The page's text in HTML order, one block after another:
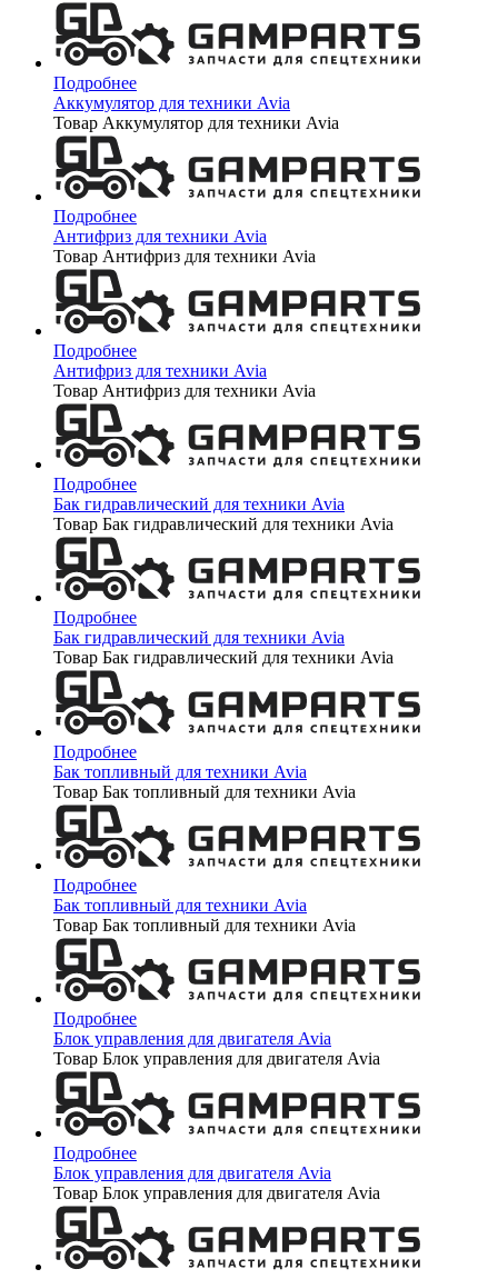
Подробнее
Аккумулятор для техники Avia
Товар Аккумулятор для техники Avia
Подробнее
Антифриз для техники Avia
Товар Антифриз для техники Avia
Подробнее
Антифриз для техники Avia
Товар Антифриз для техники Avia
Подробнее
Бак гидравлический для техники Avia
Товар Бак гидравлический для техники Avia
Подробнее
Бак гидравлический для техники Avia
Товар Бак гидравлический для техники Avia
Подробнее
Бак топливный для техники Avia
Товар Бак топливный для техники Avia
Подробнее
Бак топливный для техники Avia
Товар Бак топливный для техники Avia
Подробнее
Блок управления для двигателя Avia
Товар Блок управления для двигателя Avia
Подробнее
Блок управления для двигателя Avia
Товар Блок управления для двигателя Avia